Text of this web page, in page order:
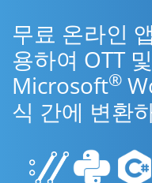
무료 온라인
용하여 OTT
Microsoft®
식 간에 변환